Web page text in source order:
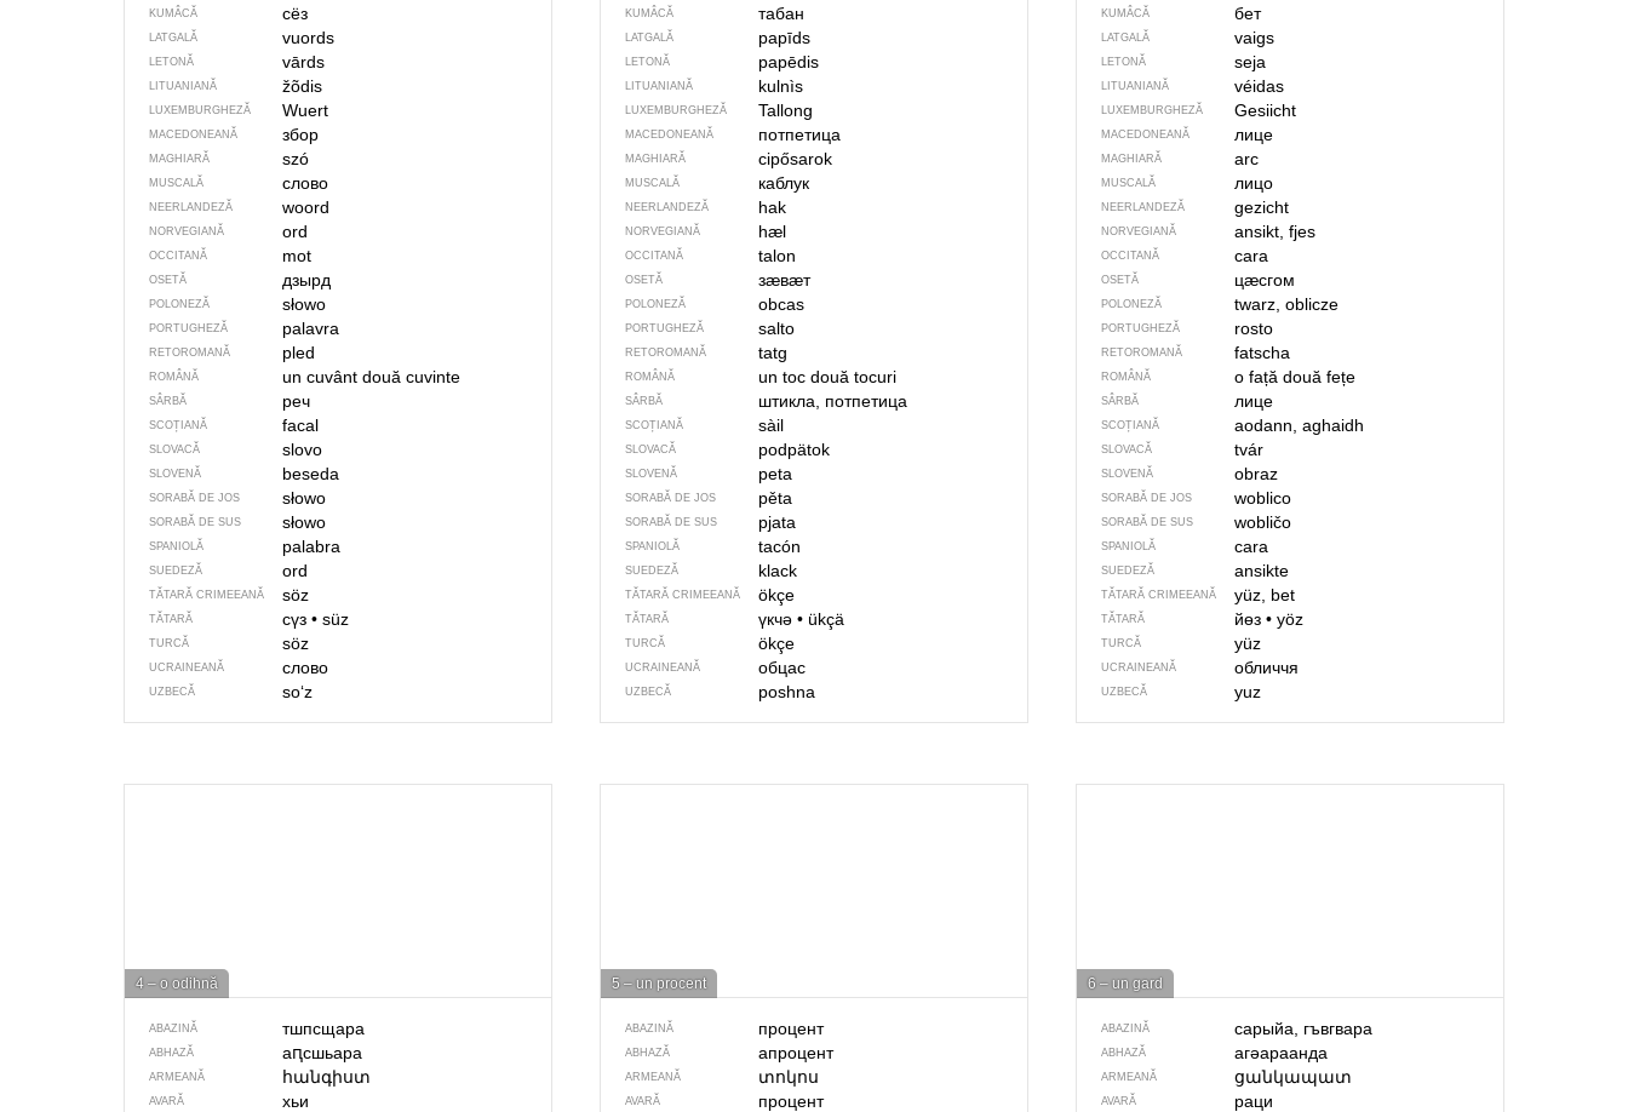
KUMÂCĂ сёз
LATGALĂ vuords
LETONĂ vārds
LITUANIANĂ žõdis
LUXEMBURGHEZĂ Wuert
MACEDONEANĂ збор
MAGHIARĂ szó
MUSCALĂ слово
NEERLANDEZĂ woord
NORVEGIANĂ ord
OCCITANĂ mot
OSETĂ дзырд
POLONEZĂ słowo
PORTUGHEZĂ palavra
RETOROMANĂ pled
ROMÂNĂ un cuvânt două cuvinte
SÂRBĂ реч
SCOȚIANĂ facal
SLOVACĂ slovo
SLOVENĂ beseda
SORABĂ DE JOS słowo
SORABĂ DE SUS słowo
SPANIOLĂ palabra
SUEDEZĂ ord
TĂTARĂ CRIMEEANĂ söz
TĂTARĂ сүз •süz
TURCĂ söz
UCRAINEANĂ слово
UZBECĂ soʻz
KUMÂCĂ табан
LATGALĂ papīds
LETONĂ papēdis
LITUANIANĂ kulnìs
LUXEMBURGHEZĂ Tallong
MACEDONEANĂ потпетица
MAGHIARĂ cipősarok
MUSCALĂ каблук
NEERLANDEZĂ hak
NORVEGIANĂ hæl
OCCITANĂ talon
OSETĂ зӕвӕт
POLONEZĂ obcas
PORTUGHEZĂ salto
RETOROMANĂ tatg
ROMÂNĂ un toc două tocuri
SÂRBĂ штикла, потпетица
SCOȚIANĂ sàil
SLOVACĂ podpätok
SLOVENĂ peta
SORABĂ DE JOS pěta
SORABĂ DE SUS pjata
SPANIOLĂ tacón
SUEDEZĂ klack
TĂTARĂ CRIMEEANĂ ökçe
TĂTARĂ үкчә • ükçä
TURCĂ ökçe
UCRAINEANĂ обцас
UZBECĂ pоshnа
KUMÂCĂ бет
LATGALĂ vaigs
LETONĂ seja
LITUANIANĂ véidas
LUXEMBURGHEZĂ Gesiicht
MACEDONEANĂ лице
MAGHIARĂ arc
MUSCALĂ лицо
NEERLANDEZĂ gezicht
NORVEGIANĂ ansikt, fjes
OCCITANĂ cara
OSETĂ цӕсгом
POLONEZĂ twarz, oblicze
PORTUGHEZĂ rosto
RETOROMANĂ fatscha
ROMÂNĂ o fațădouă fețe
SÂRBĂ лице
SCOȚIANĂ aodann, aghaidh
SLOVACĂ tvár
SLOVENĂ obraz
SORABĂ DE JOS woblico
SORABĂ DE SUS wobličo
SPANIOLĂ cara
SUEDEZĂ ansikte
TĂTARĂ CRIMEEANĂ yüz, bet
TĂTARĂ йөз• yöz
TURCĂ yüz
UCRAINEANĂ обличчя
UZBECĂ yuz
4 – o odihnă
ABAZINĂ тшпсщара
ABHAZĂ аԥсшьара
ARMEANĂ հանգիստ
AVARĂ хьи
5 – un procent
ABAZINĂ процент
ABHAZĂ апроцент
ARMEANĂ տոկոս
AVARĂ процент
6 – un gard
ABAZINĂ сарыйа, гъвгвара
ABHAZĂ агәараанда
ARMEANĂ ցանկապատ
AVARĂ раци